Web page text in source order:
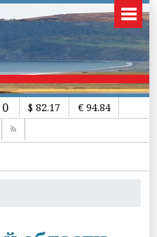
0 $ 82.17 € 94.84